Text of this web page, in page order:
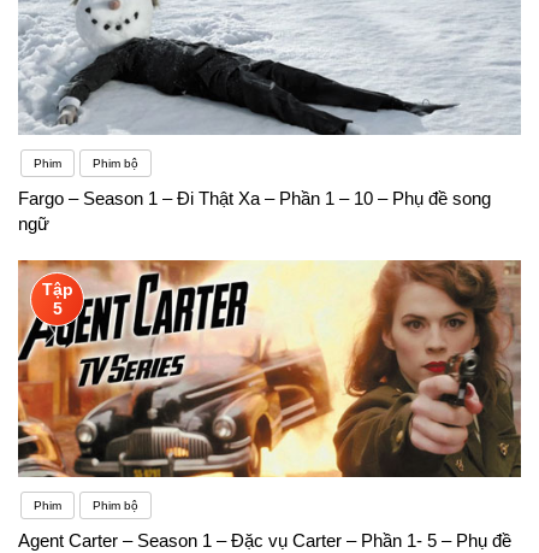
Phim Phim bộ
Fargo – Season 1 – Đi Thật Xa – Phần 1 – 10 – Phụ đề song
ngữ
Tập
5
Phim Phim bộ
Agent Carter – Season 1 – Đặc vụ Carter – Phần 1- 5 – Phụ đề